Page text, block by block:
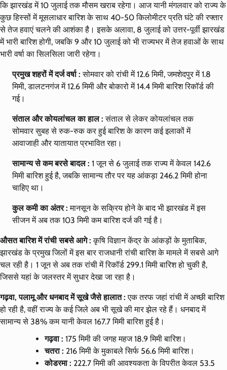
कि झारखंड में 10 जुलाई तक मौसम खराब रहेगा। आज यानी मंगलवार को राज्य के
कुछ हिस्सों में मूसलाधार बारिश के साथ 40-50 किलोमीटर प्रति घंटे की रफ्तार
से तेज हवाएं चलने की आशंका है। इसके अलावा, 8 जुलाई को उत्तर-पूर्वी झारखंड
में भारी बारिश होगी, जबकि 9 और 10 जुलाई को भी राज्यभर में तेज हवाओं के साथ
भारी वर्षा का सिलसिला जारी रहेगा।
प्रमुख शहरों में दर्ज वर्षा :सोमवार को रांची में 12.6 मिमी, जमशेदपुर में 1.8
मिमी, डालटनगंज में 12.6 मिमी और बोकारो में 14.4 मिमी बारिश रिकॉर्ड की
गई।
संताल और कोयलांचल का हाल :संताल से लेकर कोयलांचल तक
सोमवार सुबह से रुक-रुक कर हुई बारिश के कारण कई इलाकों में
आवाजाही और यातायात प्रभावित रहा।
सामान्य से कम बरसे बादल : 1 जून से 6 जुलाई तक राज्य में केवल 142.6
मिमी बारिश हुई है, जबकि सामान्य तौर पर यह आंकड़ा 246.2 मिमी होना
चाहिए था।
कुल कमी का अंतर :मानसून के सक्रिय होने के बाद भी झारखंड में इस
सीजन में अब तक 103 मिमी कम बारिश दर्ज की गई है।
औसत बारिश में रांची सबसे आगे :कृषि विज्ञान केंद्र के आंकड़ों के मुताबिक,
झारखंड के प्रमुख जिलों में इस बार राजधानी रांची बारिश के मामले में सबसे आगे
चल रही है। 1 जून से अब तक रांची में रिकॉर्ड 299.1 मिमी बारिश हो चुकी है,
जिससे यहां के जलस्तर में सुधार देखा जा रहा है।
गढ़वा, पलामू और धनबाद में सूखे जैसे हालात :एक तरफ जहां रांची में अच्छी बारिश
हो रही है, वहीं राज्य के कई जिले अब भी सूखे की मार झेल रहे हैं। धनबाद में
सामान्य से 38% कम यानी केवल 167.7 मिमी बारिश हुई है।
गढ़वा : 175 मिमी की जगह महज 18.9 मिमी बारिश।
चतरा : 216 मिमी के मुकाबले सिर्फ 56.6 मिमी बारिश।
कोडरमा : 222.7 मिमी की आवश्यकता के विपरीत केवल 53.5